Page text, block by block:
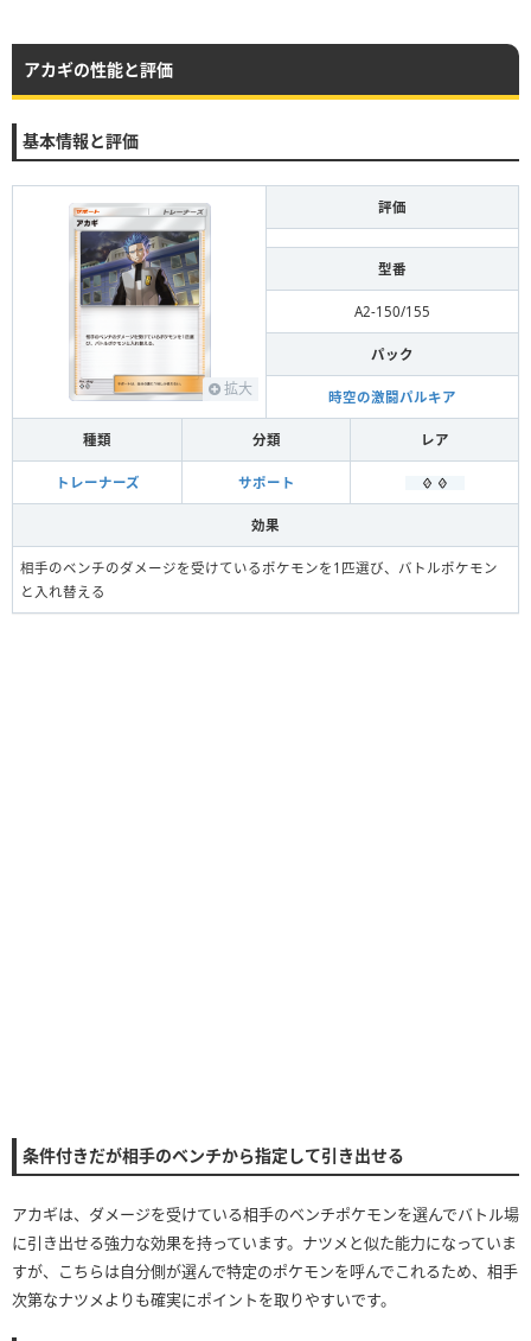
アカギの性能と評価
基本情報と評価
拡大
評価
型番
A2-150/155
パック
時空の激闘パルキア
種類 分類 レア
トレーナーズ サポート
効果
相手のベンチのダメージを受けているポケモンを1匹選び、バトルポケモン
と入れ替える
条件付きだが相手のベンチから指定して引き出せる
アカギは、ダメージを受けている相手のベンチポケモンを選んでバトル場
に引き出せる強力な効果を持っています。ナツメと似た能力になっていま
すが、こちらは自分側が選んで特定のポケモンを呼んでこれるため、相手
次第なナツメよりも確実にポイントを取りやすいです。